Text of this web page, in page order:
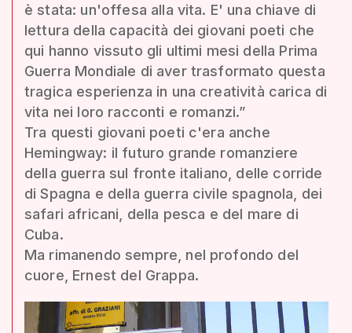
è stata: un'offesa alla vita. E' una chiave di
lettura della capacità dei giovani poeti che
qui hanno vissuto gli ultimi mesi della Prima
Guerra Mondiale di aver trasformato questa
tragica esperienza in una creatività carica di
vita nei loro racconti e romanzi.”
Tra questi giovani poeti c'era anche
Hemingway: il futuro grande romanziere
della guerra sul fronte italiano, delle corride
di Spagna e della guerra civile spagnola, dei
safari africani, della pesca e del mare di
Cuba.
Ma rimanendo sempre, nel profondo del
cuore, Ernest del Grappa.